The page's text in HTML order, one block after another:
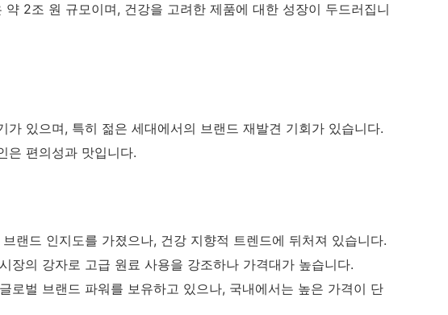
2조 원 규모이며, 건강을 고려한 제품에 대한 성장이 두드러집니
가 있으며, 특히 젊은 세대에서의 브랜드 재발견 기회가 있습니다.
은 편의성과 맛입니다.
랜드 인지도를 가졌으나, 건강 지향적 트렌드에 뒤처져 있습니다.
장의 강자로 고급 원료 사용을 강조하나 가격대가 높습니다.
로벌 브랜드 파워를 보유하고 있으나, 국내에서는 높은 가격이 단